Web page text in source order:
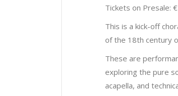
Tickets on Presale:
This is a kick-off
of the 18th century
These are
exploring the pure
acapella, and